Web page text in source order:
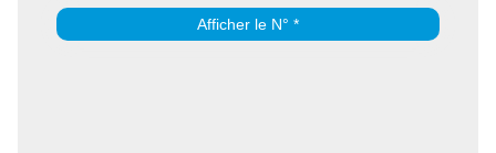
Afficher le N° *